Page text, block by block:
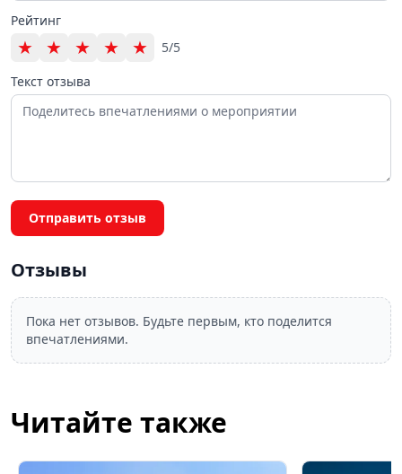
Рейтинг
★ ★ ★ ★ ★
5/5
Текст отзыва
Отправить отзыв
Отзывы
Пока нет отзывов. Будьте первым, кто поделится
впечатлениями.
Читайте также